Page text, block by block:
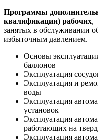
Программы
квалификации) рабочих,
занятых в обслуживании
избыточным давлением.
Основы
баллонов
Эксплуатация
Эксплуатация и
воды
Эксплуатация
установок
Эксплуатация
работающих на
Эксплуатация